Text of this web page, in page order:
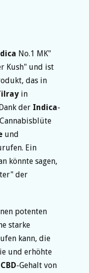
No.1 MK"
Kush" und ist
das in
in
der Indica-
und
Ein
könnte sagen,
der
potenten
starke
kann, die
und erhöhte
CBD-Gehalt von